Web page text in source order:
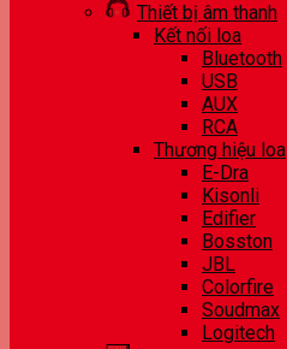
Thiết bị âm thanh
Kết nối loa
Bluetooth
USB
AUX
RCA
Thương hiệu loa
E-Dra
Kisonli
Edifier
Bosston
JBL
Colorfire
Soudmax
Logitech